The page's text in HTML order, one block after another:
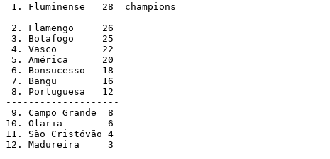
1. Fluminense   28  champions
-------------------------------
2. Flamengo     26
3. Botafogo     25
4. Vasco        22
5. América      20
6. Bonsucesso   18
7. Bangu        16
8. Portuguesa   12
--------------------
9. Campo Grande  8
10. Olaria        6
11. São Cristóvão 4
12. Madureira     3